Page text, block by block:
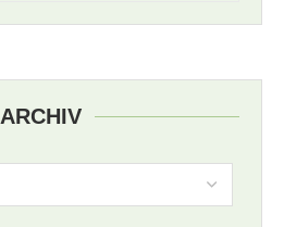
ARCHIV